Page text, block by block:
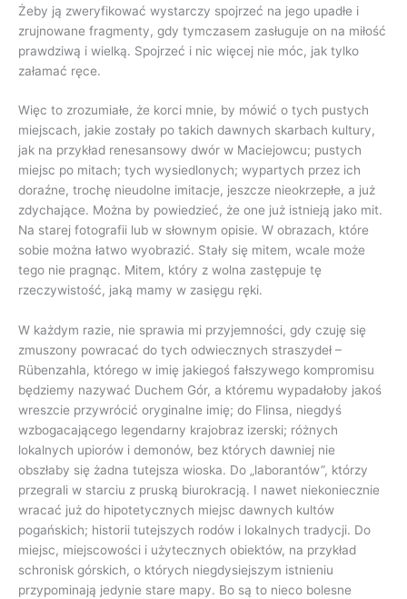
Żeby ją zweryfikować wystarczy spojrzeć na jego upadłe i
zrujnowane fragmenty, gdy tymczasem zasługuje on na miłość
prawdziwą i wielką. Spojrzeć i nic więcej nie móc, jak tylko
załamać ręce.
Więc to zrozumiałe, że korci mnie, by mówić o tych pustych
miejscach, jakie zostały po takich dawnych skarbach kultury,
jak na przykład renesansowy dwór w Maciejowcu; pustych
miejsc po mitach; tych wysiedlonych; wypartych przez ich
doraźne, trochę nieudolne imitacje, jeszcze nieokrzepłe, a już
zdychające. Można by powiedzieć, że one już istnieją jako mit.
Na starej fotografii lub w słownym opisie. W obrazach, które
sobie można łatwo wyobrazić. Stały się mitem, wcale może
tego nie pragnąc. Mitem, który z wolna zastępuje tę
rzeczywistość, jaką mamy w zasięgu ręki.
W każdym razie, nie sprawia mi przyjemności, gdy czuję się
zmuszony powracać do tych odwiecznych straszydeł –
Rübenzahla, którego w imię jakiegoś fałszywego kompromisu
będziemy nazywać Duchem Gór, a któremu wypadałoby jakoś
wreszcie przywrócić oryginalne imię; do Flinsa, niegdyś
wzbogacającego legendarny krajobraz izerski; różnych
lokalnych upiorów i demonów, bez których dawniej nie
obszłaby się żadna tutejsza wioska. Do „laborantów”, którzy
przegrali w starciu z pruską biurokracją. I nawet niekoniecznie
wracać już do hipotetycznych miejsc dawnych kultów
pogańskich; historii tutejszych rodów i lokalnych tradycji. Do
miejsc, miejscowości i użytecznych obiektów, na przykład
schronisk górskich, o których niegdysiejszym istnieniu
przypominają jedynie stare mapy. Bo są to nieco bolesne